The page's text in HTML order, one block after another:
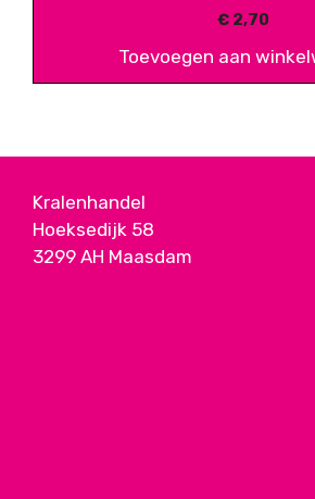
€ 2,70
Toevoegen aan
Kralenhandel
Hoeksedijk 58
3299 AH Maasdam